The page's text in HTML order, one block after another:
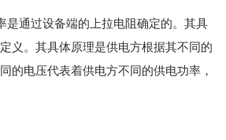
是通过设备端的上拉电阻确定的。其具
义。其具体原理是供电方根据其不同的
的电压代表着供电方不同的供电功率，